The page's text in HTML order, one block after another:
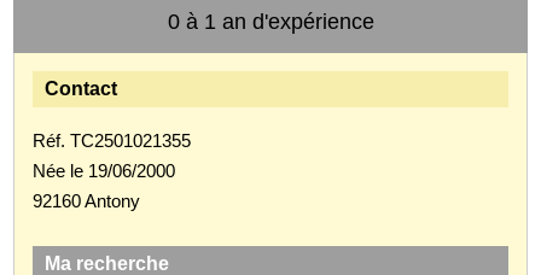
0 à 1 an d'expérience
Contact
Réf. TC2501021355
Née le 19/06/2000
92160 Antony
Ma recherche